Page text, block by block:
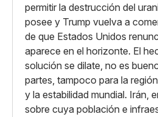
permitir la destrucción del
posee y Trump vuelva a
de que Estados Unidos
aparece en el horizonte. El
solución se dilate, no es
partes, tampoco para la
y la estabilidad mundial. Irán,
sobre cuya población e